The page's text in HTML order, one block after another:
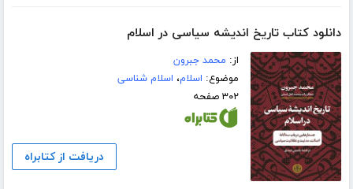
دانلود کتاب تاریخ اندیشه سیاسی در اسلام
از: محمد جبرون
موضوع: اسلام، اسلام شناسی
۳۰۲ صفحه
دریافت از کتابراه